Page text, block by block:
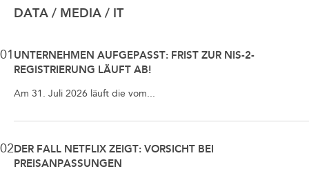
DATA / MEDIA / IT
01 UNTERNEHMEN AUFGEPASST: FRIST ZUR NIS-2-
REGISTRIERUNG LÄUFT AB!
Am 31. Juli 2026 läuft die vom...
02 DER FALL NETFLIX ZEIGT: VORSICHT BEI
PREISANPASSUNGEN